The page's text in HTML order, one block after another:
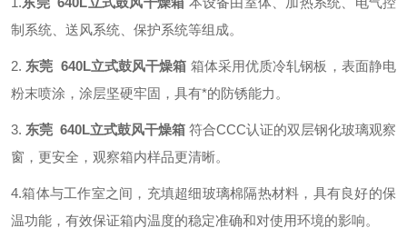
制系统、送风系统、保护系统等组成。
2. 东莞 640L立式鼓风干燥箱 箱体采用优质冷轧钢板，表面静电
粉末喷涂，涂层坚硬牢固，具有*的防锈能力。
3. 东莞 640L立式鼓风干燥箱 符合CCC认证的双层钢化玻璃观察
窗，更安全，观察箱内样品更清晰。
4.箱体与工作室之间，充填超细玻璃棉隔热材料，具有良好的保
温功能，有效保证箱内温度的稳定准确和对使用环境的影响。